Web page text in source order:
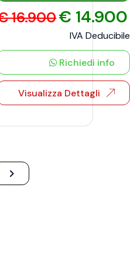
16.900€ 14.900
IVA Deducibile
Richiedi info
Visualizza Dettagli